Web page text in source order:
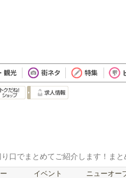
口でまとめてご紹介します！まと
ー イベント ニューオー